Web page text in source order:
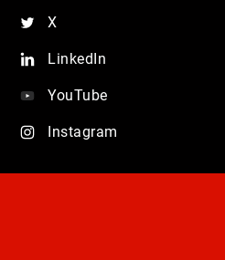
X
LinkedIn
YouTube
Instagram